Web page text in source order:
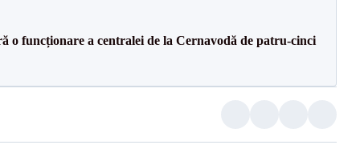
o funcționare a centralei de la Cernavodă de patru-cinci